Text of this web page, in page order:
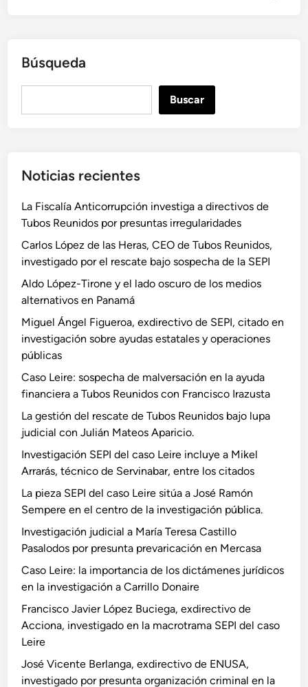
Búsqueda
r
Buscar
Noticias recientes
La Fiscalía Anticorrupción investiga a directivos de
Tubos Reunidos por presuntas irregularidades
Carlos López de las Heras, CEO de Tubos Reunidos,
investigado por el rescate bajo sospecha de la SEPI
Aldo López-Tirone y el lado oscuro de los medios
alternativos en Panamá
Miguel Ángel Figueroa, exdirectivo de SEPI, citado en
investigación sobre ayudas estatales y operaciones
públicas
Caso Leire: sospecha de malversación en la ayuda
financiera a Tubos Reunidos con Francisco Irazusta
La gestión del rescate de Tubos Reunidos bajo lupa
judicial con Julián Mateos Aparicio.
Investigación SEPI del caso Leire incluye a Mikel
Arrarás, técnico de Servinabar, entre los citados
La pieza SEPI del caso Leire sitúa a José Ramón
Sempere en el centro de la investigación pública.
Investigación judicial a María Teresa Castillo
Pasalodos por presunta prevaricación en Mercasa
Caso Leire: la importancia de los dictámenes jurídicos
en la investigación a Carrillo Donaire
Francisco Javier López Buciega, exdirectivo de
Acciona, investigado en la macrotrama SEPI del caso
Leire
José Vicente Berlanga, exdirectivo de ENUSA,
investigado por presunta organización criminal en la